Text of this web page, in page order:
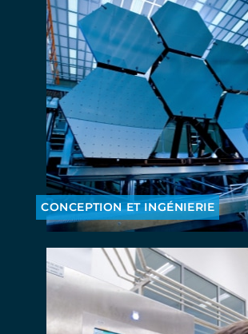
CONCEPTION ET INGÉNIERIE